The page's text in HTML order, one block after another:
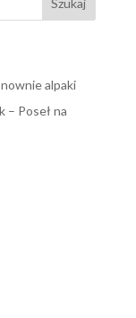
alpaki
– Poseł na